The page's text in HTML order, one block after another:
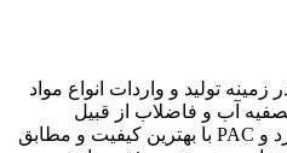
تولید و واردات انواع مواد
آب و فاضلاب از قبیل
سولفات آلومینیوم %۱۷ استاندارد و PAC با بهترین کیفیت و مطابق